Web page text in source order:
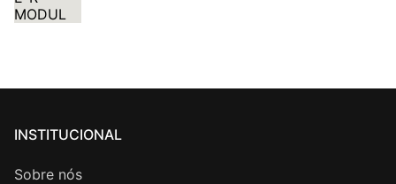
INSTITUCIONAL
Sobre nós